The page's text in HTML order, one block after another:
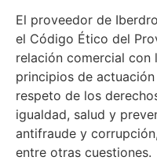
El proveedor de
el Código Ético del
relación comercial con
principios de
respeto de los
igualdad, salud y
antifraude y
entre otras cuestiones.